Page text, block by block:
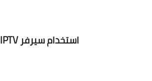
استخدامسيرفرIPTV